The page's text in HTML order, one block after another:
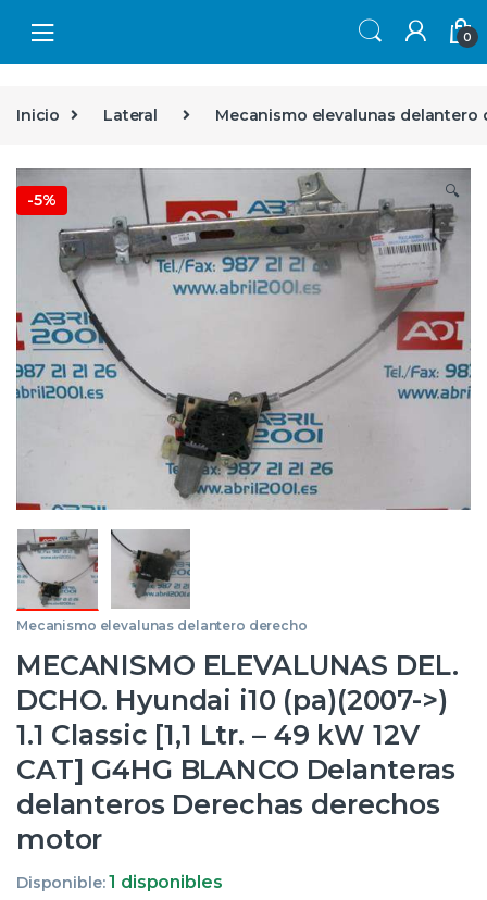
0
Inicio Lateral Mecanismo elevalunas delantero
-5% 🔍
Mecanismo elevalunas delantero derecho
MECANISMO ELEVALUNAS DEL.
DCHO. Hyundai i10 (pa)(2007->)
1.1 Classic [1,1 Ltr. – 49 kW 12V
CAT] G4HG BLANCO Delanteras
delanteros Derechas derechos
motor
Disponible:1 disponibles